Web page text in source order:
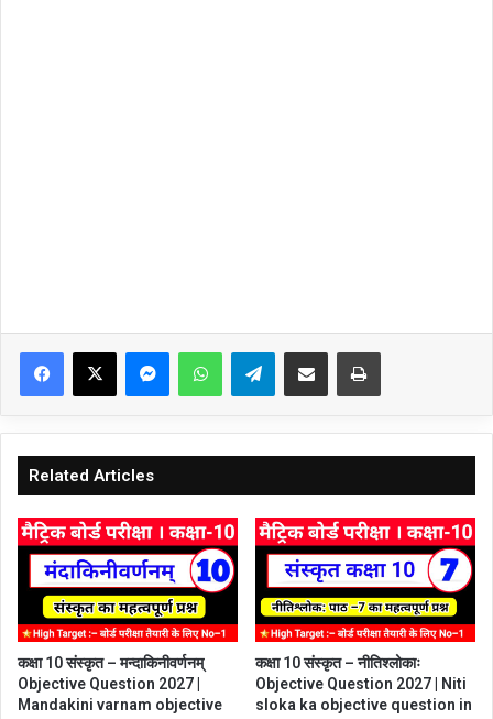
Facebook
X MessengerWhatsAppTelegramShare via Email Print
Related Articles
कक्षा 10 संस्कृत – मन्दाकिनीवर्णनम्
Objective Question 2027 |
Mandakini varnam objective
कक्षा 10 संस्कृत – नीतिश्लोकाः
Objective Question 2027 | Niti
sloka ka objective question in